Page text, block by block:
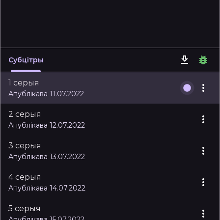
Субцітры
1 серыя
Апублікава 11.07.2022
2 серыя
Апублікава 12.07.2022
3 серыя
Апублікава 13.07.2022
4 серыя
Апублікава 14.07.2022
5 серыя